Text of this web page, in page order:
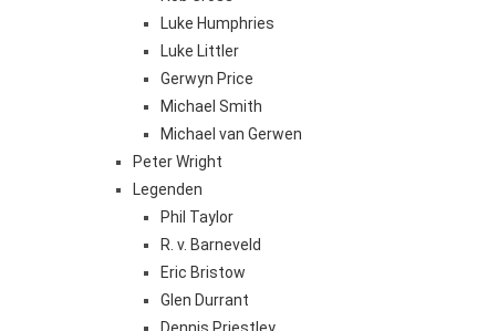
Luke Humphries
Luke Littler
Gerwyn Price
Michael Smith
Michael van Gerwen
Peter Wright
Legenden
Phil Taylor
R. v. Barneveld
Eric Bristow
Glen Durrant